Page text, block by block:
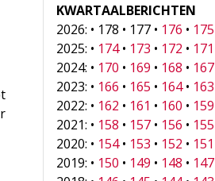
KWARTAALBERICHTEN
2026: • 178 • 177 • 176 • 175
2025: • 174• 173 • 172 • 171
2024: • 170 • 169 • 168 • 167
2023: • 166 • 165 • 164• 163
2022: • 162 • 161 • 160 • 159
2021: • 158 • 157 • 156 • 155
2020: • 154• 153 • 152 • 151
2019: • 150 • 149 • 148 • 147